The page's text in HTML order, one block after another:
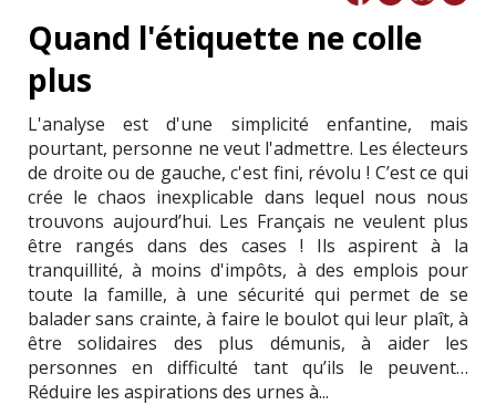
Quand l'étiquette ne colle
plus
L'analyse est d'une simplicité enfantine, mais
pourtant, personne ne veut l'admettre. Les électeurs
de droite ou de gauche, c'est fini, révolu ! C’est ce qui
crée le chaos inexplicable dans lequel nous nous
trouvons aujourd’hui. Les Français ne veulent plus
être rangés dans des cases ! Ils aspirent à la
tranquillité, à moins d'impôts, à des emplois pour
toute la famille, à une sécurité qui permet de se
balader sans crainte, à faire le boulot qui leur plaît, à
être solidaires des plus démunis, à aider les
personnes en difficulté tant qu’ils le peuvent…
Réduire les aspirations des urnes à...